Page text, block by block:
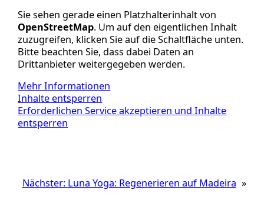
Sie sehen gerade einen Platzhalterinhalt von
OpenStreetMap. Um auf den eigentlichen Inhalt
zuzugreifen, klicken Sie auf die Schaltfläche unten.
Bitte beachten Sie, dass dabei Daten an
Drittanbieter weitergegeben werden.
Mehr Informationen
Inhalte entsperren
Erforderlichen Service akzeptieren und Inhalte
entsperren
Nächster: Luna Yoga: Regenerieren auf Madeira »